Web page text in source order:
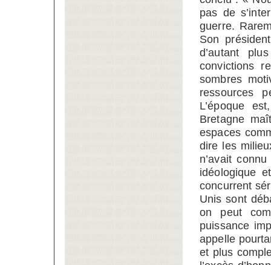
pas de
guerre.
Son
d’autant
convictions
sombres
ressources
L’époque
Bretagne
espaces
dire les
n’avait
idéologique
concurrent
Unis sont
on peut
puissance
appelle
et plus